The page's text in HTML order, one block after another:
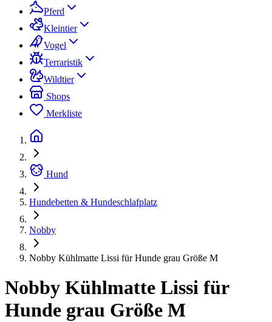
Pferd
Kleintier
Vogel
Terraristik
Wildtier
Shops
Merkliste
Hund
Hundebetten & Hundeschlafplatz
Nobby
Nobby Kühlmatte Lissi für Hunde grau Größe M
Nobby Kühlmatte Lissi für
Hunde grau Größe M